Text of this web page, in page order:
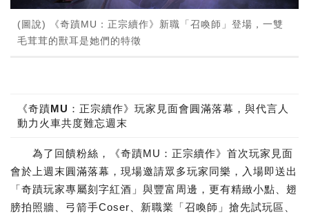
(圖說) 《奇蹟MU：正宗續作》新職「召喚師」登場，一雙
毛茸茸的獸耳是她們的特徵
《奇蹟MU：正宗續作》玩家見面會圓滿落幕，與代言人
動力火車共度難忘週末
為了回饋粉絲，《奇蹟MU：正宗續作》首次玩家見面
會於上週末圓滿落幕，現場邀請眾多玩家同樂，入場即送出
「奇蹟玩家專屬刻字紅酒」與豐富周邊，更有精緻小點、翅
膀拍照牆、弓箭手Coser、新職業「召喚師」搶先試玩區、